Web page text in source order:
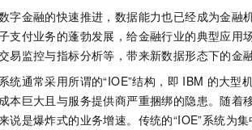
字金融的快速推进，数据能力也已经成为金融
支付业务的蓬勃发展，给金融行业的典型应
易监控与指标分析等，带来新数据形态下的金
统通常采用所谓的“IOE”结构，即 IBM 的大型
本巨大且与服务提供商严重捆绑的隐患。随着
说是爆炸式的业务增速。传统的“IOE”系统为
新一代 AI 视频生成模型，深度适配广告营销等场景
人工智能平台 PAI
方案
广告营销